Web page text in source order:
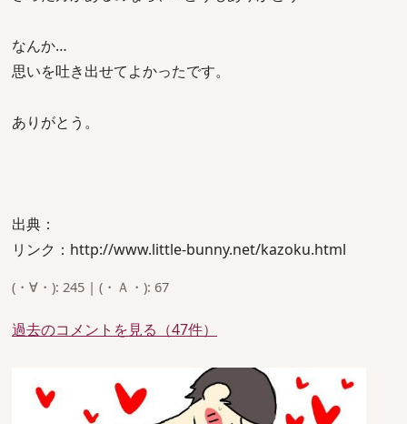
なんか…
思いを吐き出せてよかったです。
ありがとう。
出典：
リンク：http://www.little-bunny.net/kazoku.html
(・∀・): 245 | (・Ａ・): 67
過去のコメントを見る（47件）